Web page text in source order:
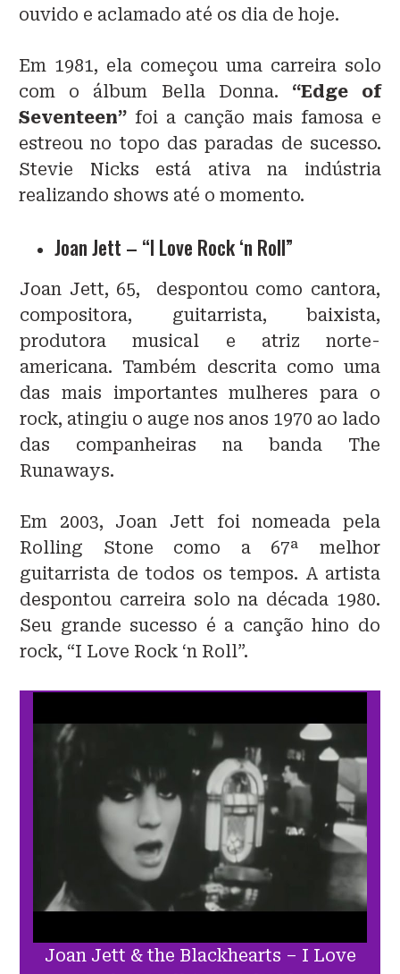
ouvido e aclamado até os dia de hoje.
Em 1981, ela começou uma carreira solo
com o álbum Bella Donna. “Edge of
Seventeen” foi a canção mais famosa e
estreou no topo das paradas de sucesso.
Stevie Nicks está ativa na indústria
realizando shows até o momento.
Joan Jett – “I Love Rock ‘n Roll”
Joan Jett, 65, despontou como cantora,
compositora, guitarrista, baixista,
produtora musical e atriz norte-
americana. Também descrita como uma
das mais importantes mulheres para o
rock, atingiu o auge nos anos 1970 ao lado
das companheiras na banda The
Runaways.
Em 2003, Joan Jett foi nomeada pela
Rolling Stone como a 67ª melhor
guitarrista de todos os tempos. A artista
despontou carreira solo na década 1980.
Seu grande sucesso é a canção hino do
rock, “I Love Rock ‘n Roll”.
Joan Jett & the Blackhearts – I Love